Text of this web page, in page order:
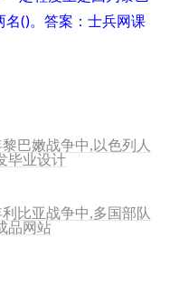
名()。答案：士兵网课
巴嫩战争中,以色列人
毕业设计
比亚战争中,多国部队
品网站